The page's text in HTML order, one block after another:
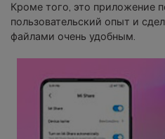
Кроме того, это приложение
пользовательский опыт и
файлами очень удобным.